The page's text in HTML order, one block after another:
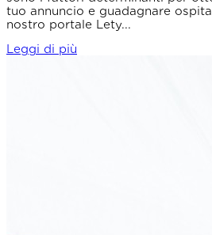
tuo annuncio e guadagnare
nostro portale Lety...
Leggi di più